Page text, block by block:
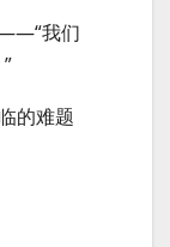
——“我们
的难题